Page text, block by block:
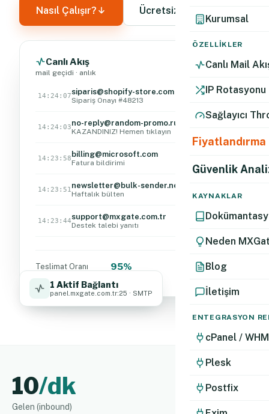
Kurumsal
ÖZELLIKLER
Canlı Mail
IP Rotasyonu
Sağlayıcı
Fiyatlandırma
Güvenlik
KAYNAKLAR
Neden
Blog
İletişim
ENTEGRASYON
cPanel / WHM
Plesk
Postfix
Nasıl Çalışır? Ücretsiz Dene
Canlı Akış
mail geçidi · anlık
CANLI
14:24:07siparis@shopify-store.com
Sipariş Onayı #48213
Temiz
14:24:03no-reply@random-promo.ru
KAZANDINIZ! Hemen tıklayın
14:23:58billing@microsoft.com
Fatura bildirimi
14:23:51 newsletter@bulk-sender.net
Haftalık bülten
14:23:44support@mxgate.com.tr
Destek talebi yanıtı
Temiz
Teslimat Oranı 95%
1 Aktif Bağlantı
panel.mxgate.com.tr:25 · SMTP
10/dk
Gelen (inbound)